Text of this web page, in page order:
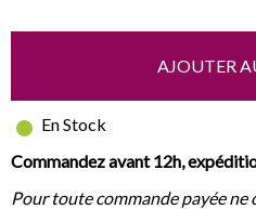
AJOUTER
En Stock
Commandez avant 12h,
Pour toute commande payée